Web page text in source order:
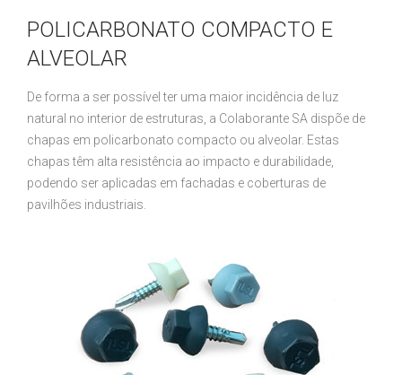
POLICARBONATO COMPACTO E
ALVEOLAR
De forma a ser possível ter uma maior incidência de luz
natural no interior de estruturas, a Colaborante SA dispõe de
chapas em policarbonato compacto ou alveolar. Estas
chapas têm alta resistência ao impacto e durabilidade,
podendo ser aplicadas em fachadas e coberturas de
pavilhões industriais.